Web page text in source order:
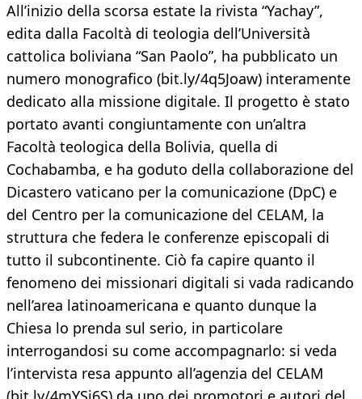
All’inizio della scorsa estate la rivista “Yachay”,
edita dalla Facoltà di teologia dell’Università
cattolica boliviana “San Paolo”, ha pubblicato un
numero monografico (bit.ly/4q5Joaw) interamente
dedicato alla missione digitale. Il progetto è stato
portato avanti congiuntamente con un’altra
Facoltà teologica della Bolivia, quella di
Cochabamba, e ha goduto della collaborazione del
Dicastero vaticano per la comunicazione (DpC) e
del Centro per la comunicazione del CELAM, la
struttura che federa le conferenze episcopali di
tutto il subcontinente. Ciò fa capire quanto il
fenomeno dei missionari digitali si vada radicando
nell’area latinoamericana e quanto dunque la
Chiesa lo prenda sul serio, in particolare
interrogandosi su come accompagnarlo: si veda
l’intervista resa appunto all’agenzia del CELAM